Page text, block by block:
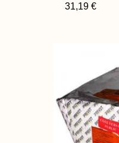
31,19 €